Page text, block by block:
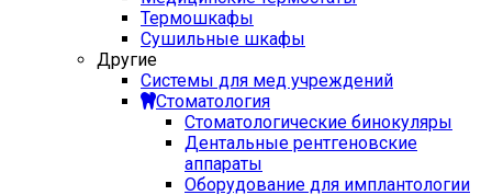
Термошкафы
Сушильные шкафы
Другие
Системы для мед учреждений
Стоматология
Стоматологические бинокуляры
Дентальные рентгеновские
аппараты
Оборудование для имплантологии